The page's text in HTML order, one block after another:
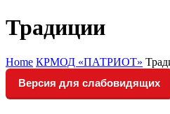
Традиции
Home КРМОД «ПАТРИОТ»
Версия для слабовидящих